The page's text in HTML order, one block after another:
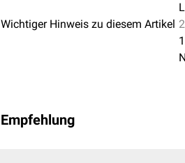
Wichtiger Hinweis zu diesem Artikel
Empfehlung